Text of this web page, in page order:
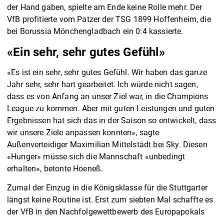
der Hand gaben, spielte am Ende keine Rolle mehr. Der
VfB profitierte vom Patzer der TSG 1899 Hoffenheim, die
bei Borussia Mönchengladbach ein 0:4 kassierte.
«Ein sehr, sehr gutes Gefühl»
«Es ist ein sehr, sehr gutes Gefühl. Wir haben das ganze
Jahr sehr, sehr hart gearbeitet. Ich würde nicht sagen,
dass es von Anfang an unser Ziel war, in die Champions
League zu kommen. Aber mit guten Leistungen und guten
Ergebnissen hat sich das in der Saison so entwickelt, dass
wir unsere Ziele anpassen konnten», sagte
Außenverteidiger Maximilian Mittelstädt bei Sky. Diesen
«Hunger» müsse sich die Mannschaft «unbedingt
erhalten», betonte Hoeneß.
Zumal der Einzug in die Königsklasse für die Stuttgarter
längst keine Routine ist. Erst zum siebten Mal schaffte es
der VfB in den Nachfolgewettbewerb des Europapokals